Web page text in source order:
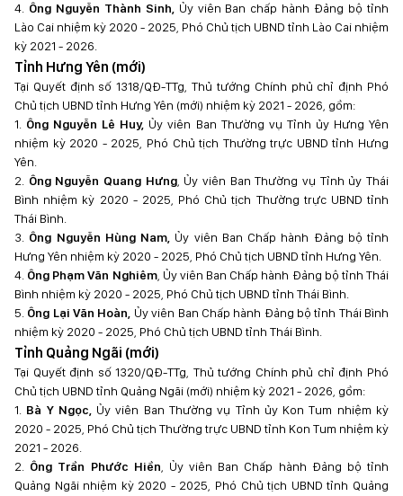
4. Ông Nguyễn Thành Sinh,
Ủy viên Ban chấp hành Đảng bộ tỉnh
Lào Cai nhiệm kỳ 2020 - 2025, Phó Chủ tịch UBND tỉnh Lào Cai nhiệm
kỳ 2021 - 2026.
Tỉnh Hưng Yên (mới)
Tại Quyết định số 1318/QĐ-TTg, Thủ tướng Chính phủ chỉ định Phó
Chủ tịch UBND tỉnh Hưng Yên (mới) nhiệm kỳ 2021 - 2026, gồm:
1. Ông Nguyễn Lê Huy, Ủy viên Ban Thường vụ Tỉnh ủy Hưng Yên
nhiệm kỳ 2020 - 2025, Phó Chủ tịch Thường trực UBND tỉnh Hưng
Yên.
2. Ông Nguyễn Quang Hưng, Ủy viên Ban Thường vụ Tỉnh ủy Thái
Bình nhiệm kỳ 2020 - 2025, Phó Chủ tịch Thường trực UBND tỉnh
Thái Bình.
3. Ông Nguyễn Hùng Nam, Ủy viên Ban Chấp hành Đảng bộ tỉnh
Hưng Yên nhiệm kỳ 2020 - 2025, Phó Chủ tịch UBND tỉnh Hưng Yên.
4. Ông Phạm Văn Nghiêm, Ủy viên Ban Chấp hành Đảng bộ tỉnh Thái
Bình nhiệm kỳ 2020 - 2025, Phó Chủ tịch UBND tỉnh Thái Bình.
5. Ông Lại Văn Hoàn, Ủy viên Ban Chấp hành Đảng bộ tỉnh Thái Bình
nhiệm kỳ 2020 - 2025, Phó Chủ tịch UBND tỉnh Thái Bình.
Tỉnh Quảng Ngãi (mới)
Tại Quyết định số 1320/QĐ-TTg, Thủ tướng Chính phủ chỉ định Phó
Chủ tịch UBND tỉnh Quảng Ngãi (mới) nhiệm kỳ 2021 - 2026, gồm:
1. Bà Y Ngọc,
Ủy viên Ban Thường vụ Tỉnh ủy Kon Tum nhiệm kỳ
2020 - 2025, Phó Chủ tịch Thường trực UBND tỉnh Kon Tum nhiệm kỳ
2021 - 2026.
2.
Ông Trần Phước Hiền , Ủy viên Ban Chấp hành Đảng bộ tỉnh
Quảng Ngãi nhiệm kỳ 2020 - 2025, Phó Chủ tịch UBND tỉnh Quảng